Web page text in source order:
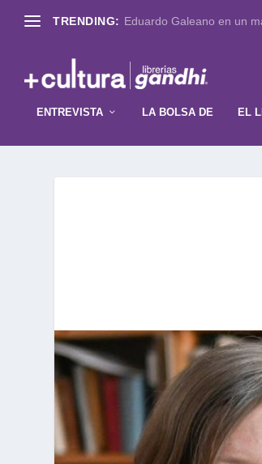
TRENDING: Eduardo Galeano en un
ENTREVISTA LA BOLSA DE EL